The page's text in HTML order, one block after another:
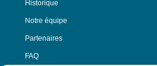
Historique
Notre équipe
Partenaires
FAQ